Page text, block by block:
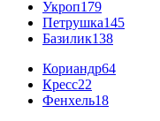
Укроп179
Петрушка145
Базилик138
Кориандр64
Кресс22
Фенхель18